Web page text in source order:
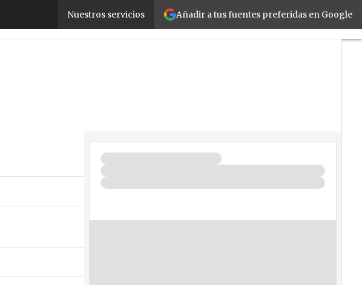
Añadir a tus fuentes preferidas en Google
Nuestros servicios
MovilidadNegocios Seguridad